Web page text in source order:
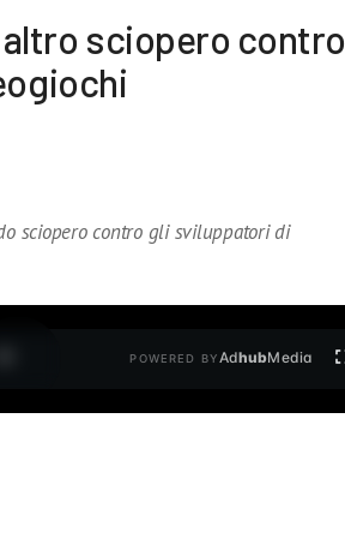
altro sciopero contro
sciopero contro gli sviluppatori di
POWERED BYAdhubMedia